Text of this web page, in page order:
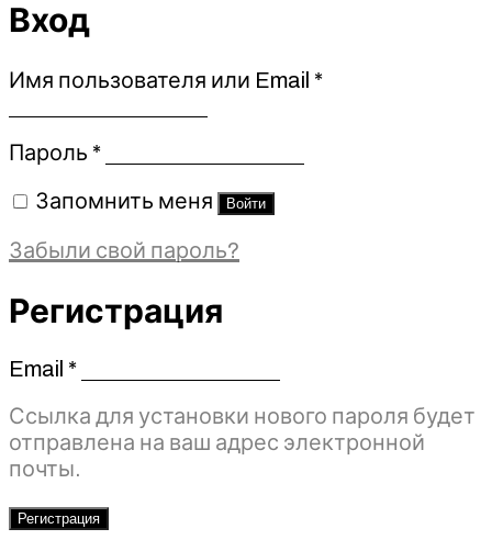
Вход
Имя пользователя или Email *Обязательно
Пароль *Обязательно
Запомнить меня Войти
Забыли свой пароль?
Регистрация
Email *Обязательно
Ссылка для установки нового пароля будет
отправлена ​​на ваш адрес электронной
почты.
Регистрация